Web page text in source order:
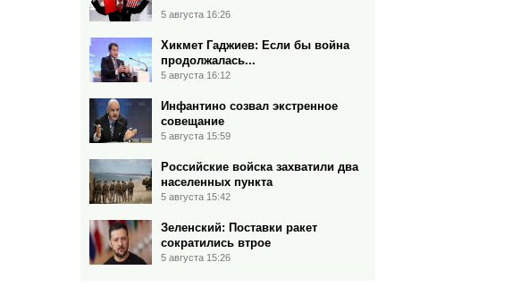
5 августа 16:26
Хикмет Гаджиев: Если бы война
продолжалась...
5 августа 16:12
Инфантино созвал экстренное
совещание
5 августа 15:59
Российские войска захватили два
населенных пункта
5 августа 15:42
Зеленский: Поставки ракет
сократились втрое
5 августа 15:26